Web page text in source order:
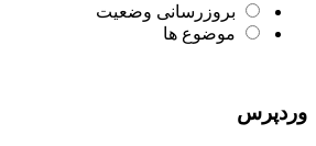
بروزرسانی وضعیت
موضوع ها
وردپرس